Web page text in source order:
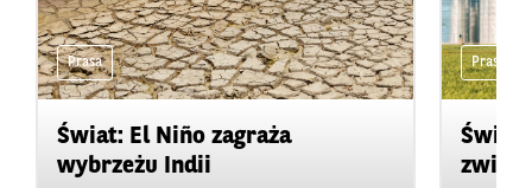
Prasa
Świat: El Niño zagraża
wybrzeżu Indii
Prasa